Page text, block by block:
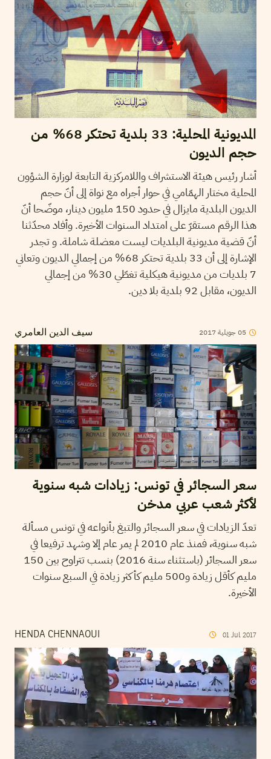
المديونية المحلية: 33 بلدية تحتكر 68% من
حجم الديون
أشار رئيس هيئة الاستشراف واللامركزية التابعة لوزارة الشؤون
المحلية مختار الهمّامي في حوار أجراه مع نواة إلى أنّ حجم
الديون البلدية مايزال في حدود 150 مليون دينار، موضّحا أنّ
هذا الرقم مستقرّ على امتداد السنوات الأخيرة. وأفاد محدّثنا
أنّ قضية مديونية البلديات ليست معضلة شاملة. و تجدر
الإشارة إلى أن 33 بلدية تحتكر 68% من إجمالي الديون وتعاني
7 بلديات من مديونية هيكلية تغطّي 30% من إجمالي
الديون، مقابل 92 بلدية بلا دين.
سيف الدين العامري 05جويلية2017
سعر السجائر في تونس: زيادات شبه سنوية
لأكثر شعب عربي مدخن
تعدّ الزيادات في سعر السجائر والتبغ بأنواعه في تونس مسألة
شبه سنوية، فمنذ عام 2010 لم يمر عام إلا وشهد ترفيعا في
سعر السجائر (باستثناء سنة 2016) بنسب تتراوح بين 150
مليم كأقل زيادة و500 مليم كأكثر زيادة في السبع سنوات
الأخيرة.
HENDA CHENNAOUI 01 Jul 2017